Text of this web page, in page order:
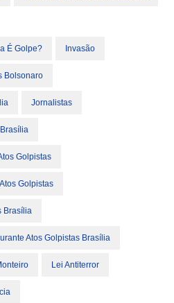
É Golpe? Invasão
Bolsonaro
Jornalistas
Golpistas
Golpistas
Brasília
Atos Golpistas Brasília
Lei Antiterror